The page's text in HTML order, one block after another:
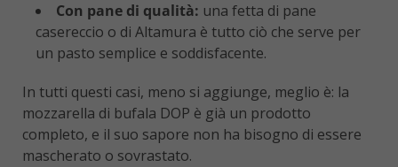
Con pane di qualità: una fetta di pane
casereccio o di Altamura è tutto ciò che serve per
un pasto semplice e soddisfacente.
In tutti questi casi, meno si aggiunge, meglio è: la
mozzarella di bufala DOP è già un prodotto
completo, e il suo sapore non ha bisogno di essere
mascherato o sovrastato.